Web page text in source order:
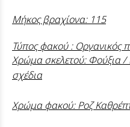
Μήκος βραχίονα: 115
Τύπος φακού : Οργανικός
Χρώμα σκελετού: Φούξια
σχέδια
Χρώμα φακού: Ροζ